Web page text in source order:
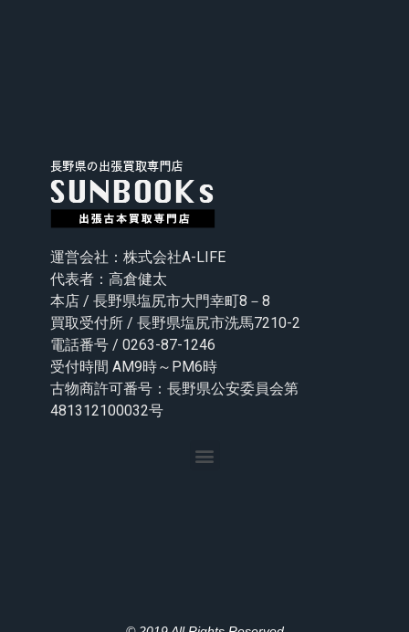
運営会社：株式会社A-LIFE
代表者：高倉健太
本店 / 長野県塩尻市大門幸町8－8
買取受付所 / 長野県塩尻市洗馬7210-2
電話番号 / 0263-87-1246
受付時間 AM9時～PM6時
古物商許可番号：長野県公安委員会第
481312100032号